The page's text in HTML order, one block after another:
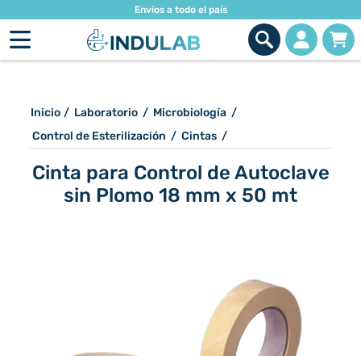
Envíos a todo el país
Inicio / Laboratorio / Microbiología /
Control de Esterilización / Cintas /
Cinta para Control de Autoclave
sin Plomo 18 mm x 50 mt